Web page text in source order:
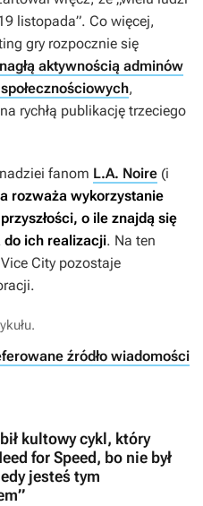
listopada”. Co więcej,
gry rozpocznie się
nagłą aktywnością adminów
,
rychłą publikację trzeciego
fanom L.A. Noire (i
rozważa wykorzystanie
o ile znajdą się
do ich realizacji. Na ten
City pozostaje
źródło wiadomości
kultowy cykl, który
for Speed, bo nie był
jesteś tym